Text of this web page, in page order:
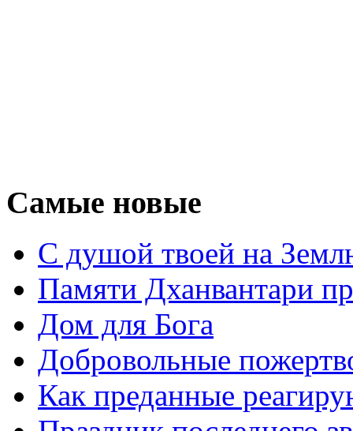
Самые новые
С душой твоей на
Памяти Дханвантари
Дом для Бога
Добровольные
Как преданные